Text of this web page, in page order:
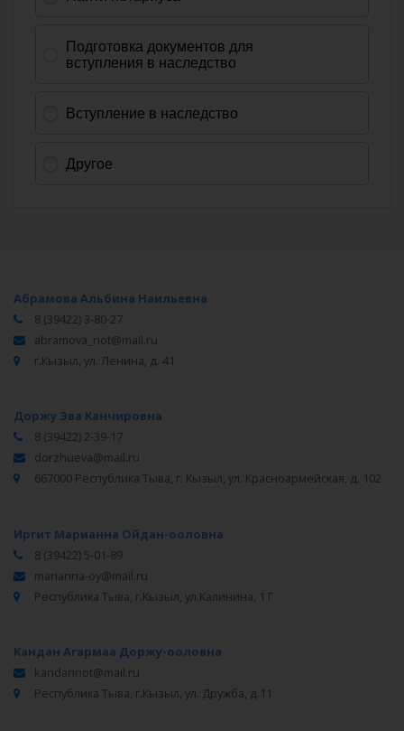
Абрамова Альбина Наильевна
8 (39422) 3-80-27
abramova_not@mail.ru
г.Кызыл, ул. Ленина, д. 41
Доржу Эва Канчировна
8 (39422) 2-39-17
dorzhueva@mail.ru
667000 Республика Тыва, г. Кызыл, ул. Красноармейская, д. 102
Иргит Марианна Ойдан-ооловна
8 (39422) 5-01-89
marianna-oy@mail.ru
Республика Тыва, г.Кызыл, ул.Калинина, 1 Г
Кандан Агармаа Доржу-ооловна
kandannot@mail.ru
Республика Тыва, г.Кызыл, ул. Дружба, д.11